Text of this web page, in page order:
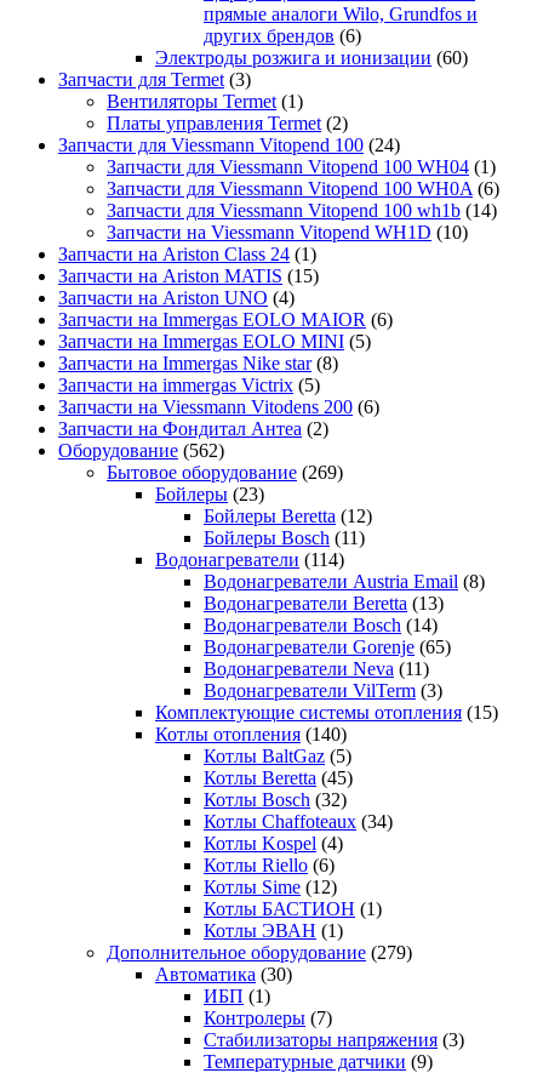
прямые аналоги Wilo, Grundfos и
других брендов (6)
Электроды розжига и ионизации (60)
Запчасти для Termet (3)
Вентиляторы Termet (1)
Платы управления Termet (2)
Запчасти для Viessmann Vitopend 100 (24)
Запчасти для Viessmann Vitopend 100 WH04 (1)
Запчасти для Viessmann Vitopend 100 WH0A (6)
Запчасти для Viessmann Vitopend 100 wh1b (14)
Запчасти на Viessmann Vitopend WH1D (10)
Запчасти на Ariston Class 24 (1)
Запчасти на Ariston MATIS (15)
Запчасти на Ariston UNO (4)
Запчасти на Immergas EOLO MAIOR (6)
Запчасти на Immergas EOLO MINI (5)
Запчасти на Immergas Nike star (8)
Запчасти на immergas Victrix (5)
Запчасти на Viessmann Vitodens 200 (6)
Запчасти на Фондитал Антеа (2)
Оборудование (562)
Бытовое оборудование (269)
Бойлеры (23)
Бойлеры Beretta (12)
Бойлеры Bosch (11)
Водонагреватели (114)
Водонагреватели Austria Email (8)
Водонагреватели Beretta (13)
Водонагреватели Bosch (14)
Водонагреватели Gorenje (65)
Водонагреватели Neva (11)
Водонагреватели VilTerm (3)
Комплектующие системы отопления (15)
Котлы отопления (140)
Котлы BaltGaz (5)
Котлы Beretta (45)
Котлы Bosch (32)
Котлы Chaffoteaux (34)
Котлы Kospel (4)
Котлы Riello (6)
Котлы Sime (12)
Котлы БАСТИОН (1)
Котлы ЭВАН (1)
Дополнительное оборудование (279)
Автоматика (30)
ИБП (1)
Контролеры (7)
Стабилизаторы напряжения (3)
Температурные датчики (9)